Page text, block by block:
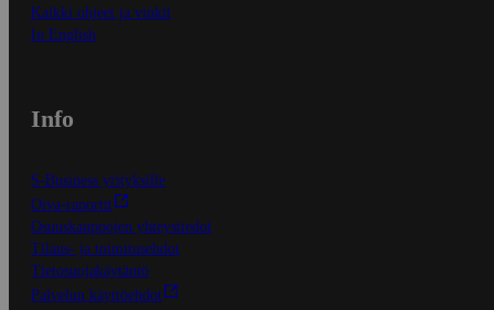
Kaikki ohjeet ja vinkit
In English
Info
S-Business yrityksille
Oiva-raportit
Osuuskauppojen yhteystiedot
Tilaus- ja toimitusehdot
Tietosuojakäytäntö
Palvelun käyttöehdot